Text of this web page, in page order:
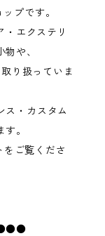
プです。
エクステリ
や、
り扱っていま
ス・カスタム
。
をご覧くださ
●●●